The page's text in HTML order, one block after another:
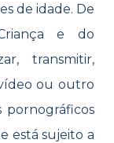
de idade. De
e do
transmitir,
ou outro
está sujeito a